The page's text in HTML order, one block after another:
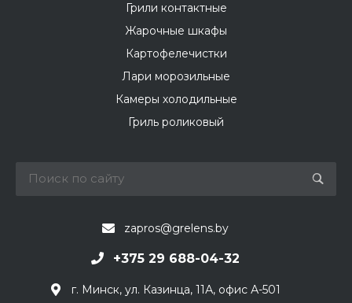
Грили контактные
Жарочные шкафы
Картофелечистки
Лари морозильные
Камеры холодильные
Гриль роликовый
zapros@grelens.by
+375 29 688-04-32
г. Минск, ул. Казинца, 11А, офис А-501